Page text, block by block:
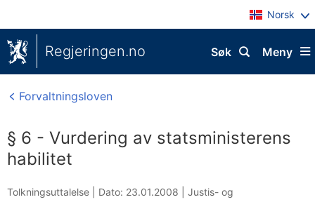
Norsk
Regjeringen.no Meny
Søk
Forvaltningsloven
§ 6 - Vurdering av statsministerens
habilitet
Tolkningsuttalelse | Dato: 23.01.2008
Justis- og